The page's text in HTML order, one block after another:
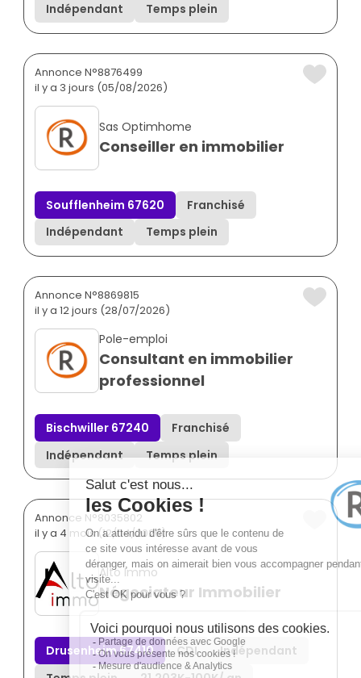
Indépendant
Temps plein
Annonce N°8876499
il y a 3 jours (05/08/2026)
Sas Optimhome
Conseiller en immobilier
Soufflenheim 67620
Franchisé
Indépendant
Temps plein
Annonce N°8869815
il y a 12 jours (28/07/2026)
Pole-emploi
Consultant en immobilier
professionnel
Bischwiller 67240
Franchisé
Indépendant
Temps plein
Annonce N°8035802
il y a 4 mois (12/04/2026)
Alto Immo
Négociateur Immobilier
Drusenheim 67410 CDI
Indépendant